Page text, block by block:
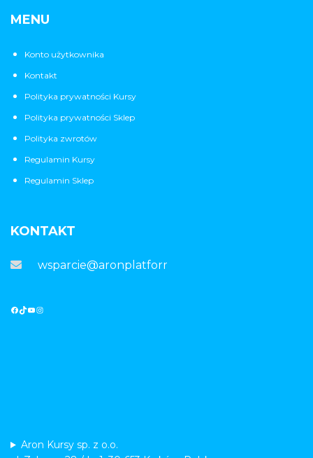
MENU
Konto użytkownika
Kontakt
Polityka prywatności Kursy
Polityka prywatności Sklep
Polityka zwrotów
Regulamin Kursy
Regulamin Sklep
KONTAKT
wsparcie@aronplatforma.pl
Aron Kursy sp. z o.o.